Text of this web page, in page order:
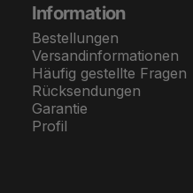
Information
Bestellungen
Versandinformationen
Häufig gestellte Fragen
Rücksendungen
Garantie
Profil